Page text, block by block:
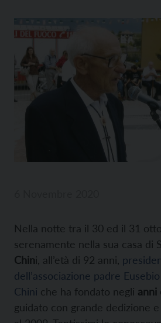
Nella notte tra il 30 ed il 31
serenamente nella sua casa di
Chini, all’età di 92 anni,
dell’associazione padre
Chini che ha fondato negli anni
guidato con grande dedizione